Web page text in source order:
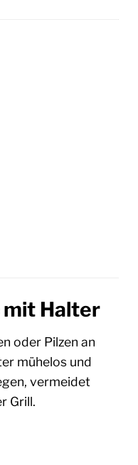
mit Halter
oder Pilzen an
mühelos und
vermeidet
Grill.